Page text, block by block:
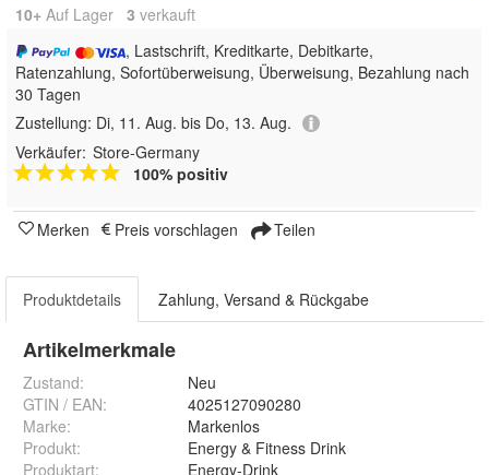
10+ Auf Lager 3 verkauft
, Lastschrift, Kreditkarte, Debitkarte,
Ratenzahlung, Sofortüberweisung, Überweisung, Bezahlung nach
30 Tagen
Zustellung: Di, 11. Aug. bis Do, 13. Aug.
Verkäufer: Store-Germany
100% positiv
Merken Preis vorschlagen Teilen
Produktdetails Zahlung, Versand & Rückgabe
Artikelmerkmale
Zustand:
Neu
GTIN / EAN:
4025127090280
Marke:
Markenlos
Produkt:
Energy & Fitness Drink
Produktart:
Energy-Drink